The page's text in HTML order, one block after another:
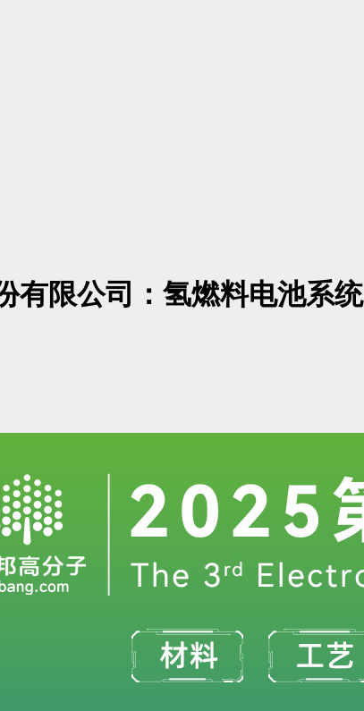
有限公司：氢燃料电池系统